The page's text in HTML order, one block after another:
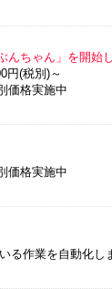
ちゃん」を開始し
円(税別)～
価格実施中
価格実施中
作業を自動化し